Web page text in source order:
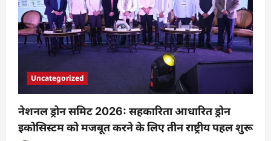
Uncategorized
नेशनल ड्रोन समिट 2026: सहकारिता आधारित ड्रोन
इकोसिस्टम को मजबूत करने के लिए तीन राष्ट्रीय पहल शुरू